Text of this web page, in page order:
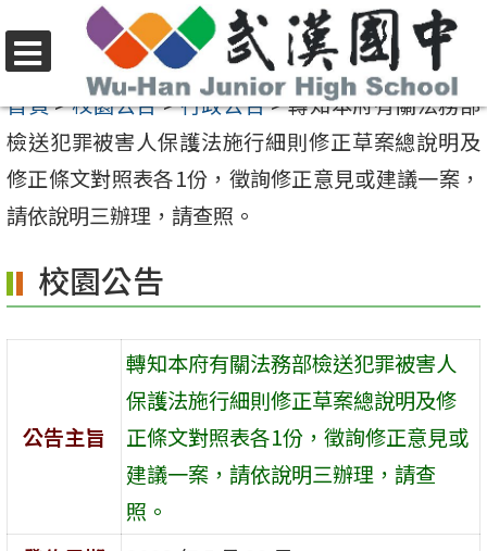
至
要
內
容
選
單
首頁>校園公告>行政公告>轉知本府有關法務部
檢送犯罪被害人保護法施行細則修正草案總說明及
修正條文對照表各1份，徵詢修正意見或建議一案，
請依說明三辦理，請查照。
校園公告
公告主旨
轉知本府有關法務部檢送犯罪被害人
保護法施行細則修正草案總說明及修
正條文對照表各1份，徵詢修正意見或
建議一案，請依說明三辦理，請查
照。